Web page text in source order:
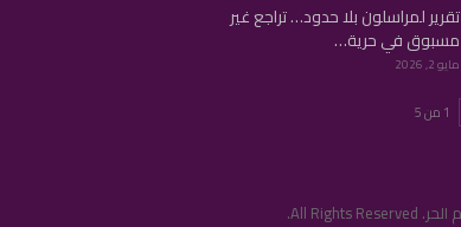
تقرير لمراسلون بلا حدود… تراجع غير
مسبوق في حرية…
مايو 2, 2026
1 من 5